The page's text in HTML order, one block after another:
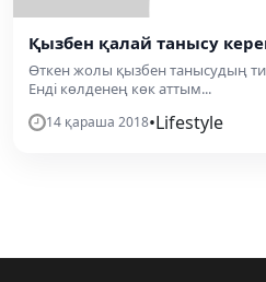
Қызбен қалай танысу
Өткен жолы қызбен танысудың
Енді көлденең көк аттым...
14 қараша 2018•Lifestyle